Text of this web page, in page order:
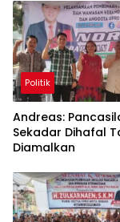
Politik
Andreas:
Sekadar Dihafal
Diamalkan